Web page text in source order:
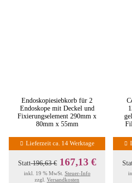
Endoskopiesiebkorb für 2
Endoskope mit Deckel und
Fixierungselement 290mm x
80mm x 55mm
Lieferzeit ca. 14 Werktage
Statt196,63 € 167,13 €
inkl. 19 % MwSt. Steuer-Info
zzgl. Versandkosten